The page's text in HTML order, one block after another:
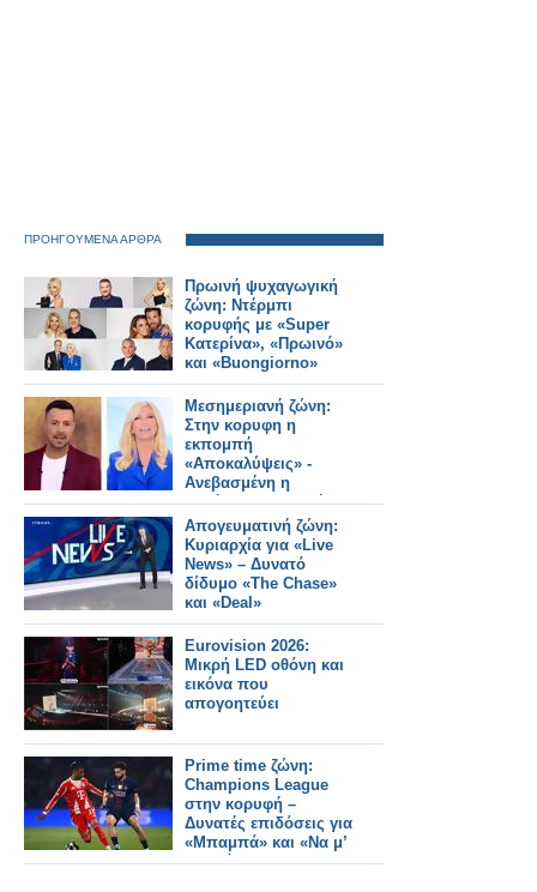
ΠΡΟΗΓΟΥΜΕΝΑ ΑΡΘΡΑ
Πρωινή ψυχαγωγική
ζώνη: Ντέρμπι
κορυφής με «Super
Κατερίνα», «Πρωινό»
και «Buongiorno»
Μεσημεριανή ζώνη:
Στην κορυφη η
εκπομπή
«Αποκαλύψεις» -
Ανεβασμένη η
«Αλήθειες με τη Ζήνα»
Απογευματινή ζώνη:
Κυριαρχία για «Live
News» – Δυνατό
δίδυμο «The Chase»
και «Deal»
Eurovision 2026:
Μικρή LED οθόνη και
εικόνα που
απογοητεύει
Prime time ζώνη:
Champions League
στην κορυφή –
Δυνατές επιδόσεις για
«Μπαμπά» και «Να μ’
αγαπάς»